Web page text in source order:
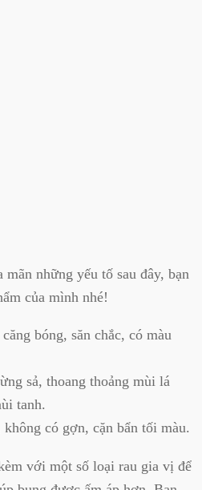
những yếu tố sau đây, bạn
của mình nhé!
bóng, săn chắc, có màu
sả, thoang thoảng mùi lá
tanh.
có gợn, cặn bẩn tối màu.
với một số loại rau gia vị để